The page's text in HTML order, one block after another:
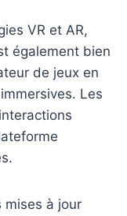
VR et AR,
également bien
de jeux en
Les
mises à jour